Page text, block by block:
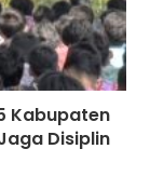
Kabupaten
Disiplin